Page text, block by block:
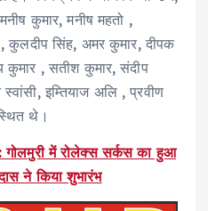
कुमार, मनीष महतो ,
कुलदीप सिंह, अमर कुमार, दीपक
, सतीश कुमार, संदीप
इम्तियाज अलि , प्रवीण
थे।
में रोलेक्स सर्कस का हुआ
ने किया शुभारंभ